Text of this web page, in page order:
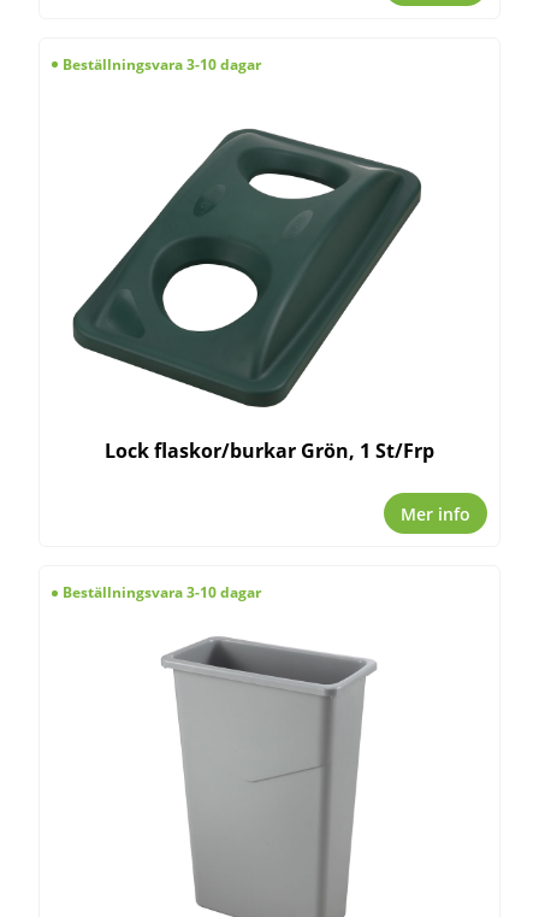
Beställningsvara 3-10 dagar
Lock flaskor/burkar Grön, 1 St/Frp
Mer info
Beställningsvara 3-10 dagar